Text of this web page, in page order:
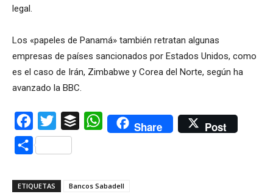
legal.
Los «papeles de Panamá» también retratan algunas
empresas de países sancionados por Estados Unidos, como
es el caso de Irán, Zimbabwe y Corea del Norte, según ha
avanzado la BBC.
Facebook
Twitter Buffer WhatsAppShare Post
Compartir
ETIQUETAS Bancos Sabadell